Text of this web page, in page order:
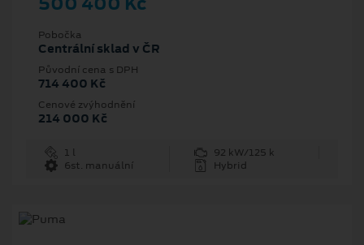
Pobočka
Centrální sklad v ČR
Původní cena s DPH
714 400 Kč
Cenové zvýhodnění
214 000 Kč
1 l
92 kW/125 k
6st. manuální
Hybrid